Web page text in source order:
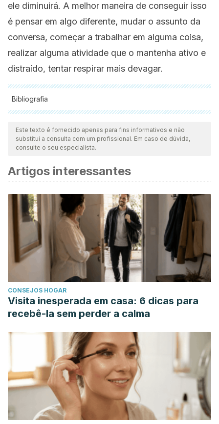
ele diminuirá. A melhor maneira de conseguir isso
é pensar em algo diferente, mudar o assunto da
conversa, começar a trabalhar em alguma coisa,
realizar alguma atividade que o mantenha ativo e
distraído, tentar respirar mais devagar.
Bibliografia
Todas as fontes citadas foram minuciosamente revisadas por
nossa equipe para garantir sua qualidade, confiabilidade,
atualidade e validade. A bibliografia deste artigo foi
cientificamente.
Hofmann SG, Gutner CA, Fang A. Social Anxiety Disorder. In:
Encyclopedia of Human Behavior: Second Edition. 2012.
Davidson JRT, Foa EB, Connor KM, Churchill LE.
Hyperhidrosis in social anxiety disorder. Prog Neuro-
Psychopharmacology Biol Psychiatry. 2002;
Sclereth T, Dieterich M, Birklain F. Hyperhidrosis- Causes
and Treatment of Enhanced Sweating. Dtsch Ärzteblatt Int
⏐Dtsch Arztebl Int. 2009;
Este texto é fornecido apenas para fins informativos e não
substitui a consulta com um profissional. Em caso de dúvida,
consulte o seu especialista.
Artigos interessantes
CONSEJOS HOGAR
Visita inesperada em casa: 6 dicas para
recebê-la sem perder a calma